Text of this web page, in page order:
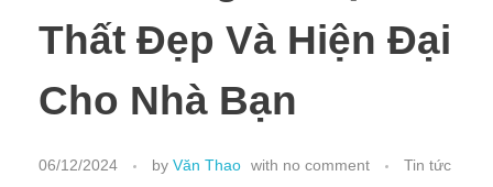
Thất Đẹp Và Hiện Đại
Cho Nhà Bạn
06/12/2024 by Văn Thao with no comment Tin tức